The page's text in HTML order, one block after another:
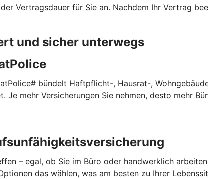
Vertragsdauer für Sie an. Nachdem Ihr Vertrag
und sicher unterwegs
bündelt Haftpflicht-, Hausrat-,
Je mehr Versicherungen Sie nehmen, desto mehr
– egal, ob Sie im Büro oder handwerklich
das wählen, was am besten zu Ihrer